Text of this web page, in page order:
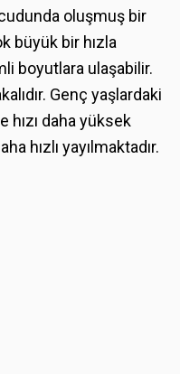
oluşmuş bir
büyük bir hızla
boyutlara ulaşabilir.
Genç yaşlardaki
daha yüksek
hızlı yayılmaktadır.